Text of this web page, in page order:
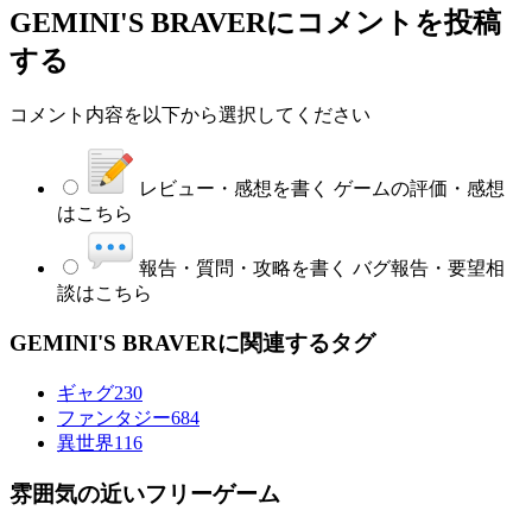
GEMINI'S BRAVERにコメントを投稿
する
コメント内容を以下から選択してください
レビュー・感想を書く ゲームの評価・感想
はこちら
報告・質問・攻略を書く バグ報告・要望相
談はこちら
GEMINI'S BRAVERに関連するタグ
ギャグ230
ファンタジー684
異世界116
雰囲気の近いフリーゲーム